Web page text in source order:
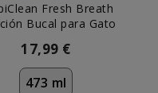
Fresh Breath
Bucal para Gato
17,99 €
473 ml